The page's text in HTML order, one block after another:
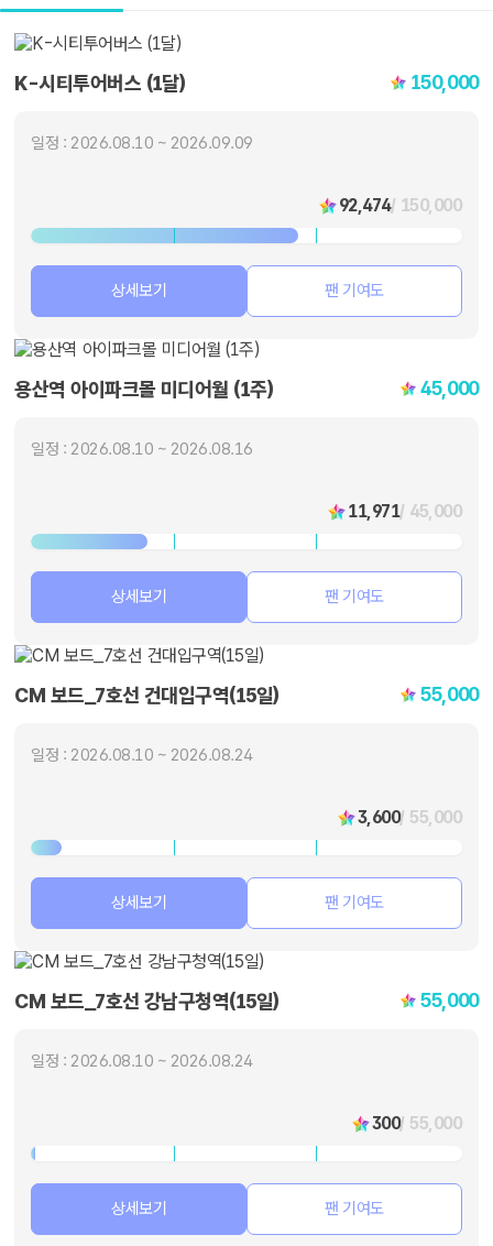
K-시티투어버스 (1달) 150,000
일정 : 2026.08.10 ~ 2026.09.09
92,474/ 150,000
상세보기 팬 기여도
용산역 아이파크몰 미디어월 (1주) 45,000
일정 : 2026.08.10 ~ 2026.08.16
11,971/ 45,000
상세보기 팬 기여도
CM 보드_7호선 건대입구역(15일) 55,000
일정 : 2026.08.10 ~ 2026.08.24
3,600/ 55,000
상세보기 팬 기여도
CM 보드_7호선 강남구청역(15일) 55,000
일정 : 2026.08.10 ~ 2026.08.24
300/ 55,000
상세보기 팬 기여도